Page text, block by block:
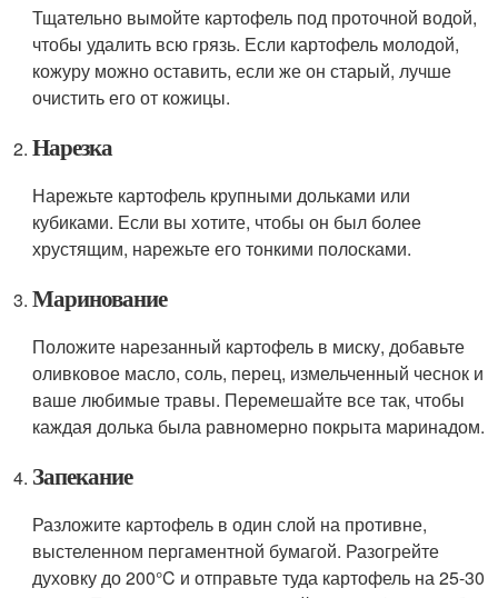
Тщательно вымойте картофель под проточной водой,
чтобы удалить всю грязь. Если картофель молодой,
кожуру можно оставить, если же он старый, лучше
очистить его от кожицы.
Нарезка
Нарежьте картофель крупными дольками или
кубиками. Если вы хотите, чтобы он был более
хрустящим, нарежьте его тонкими полосками.
Маринование
Положите нарезанный картофель в миску, добавьте
оливковое масло, соль, перец, измельченный чеснок и
ваше любимые травы. Перемешайте все так, чтобы
каждая долька была равномерно покрыта маринадом.
Запекание
Разложите картофель в один слой на противне,
выстеленном пергаментной бумагой. Разогрейте
духовку до 200°C и отправьте туда картофель на 25-30